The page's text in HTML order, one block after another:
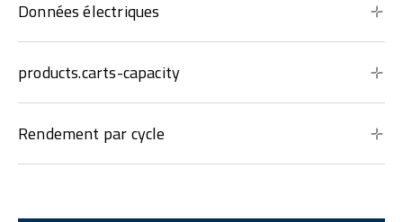
Données électriques
products.carts-capacity
Rendement par cycle